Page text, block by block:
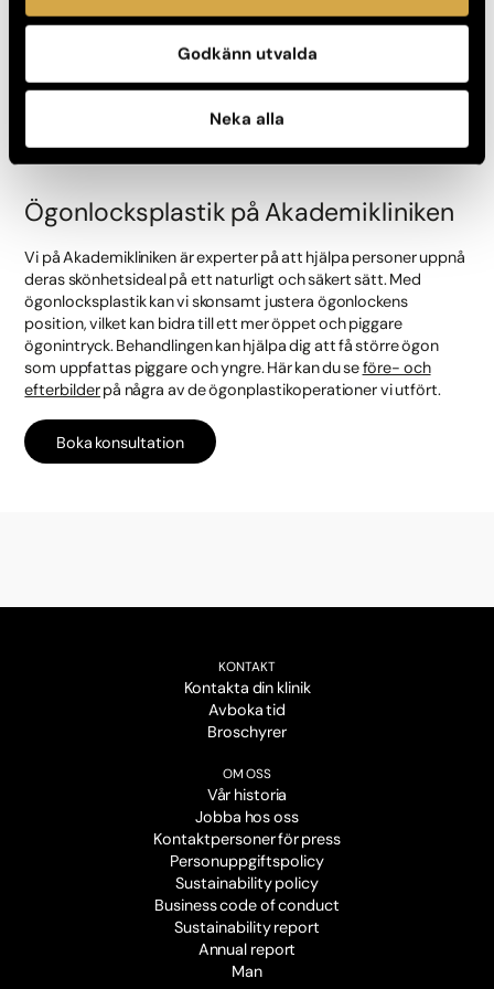
Godkänn utvalda
Neka alla
intryck av mindre ögon. Faktorer som genetik, ålder och
solskador kan leda till att huden förlorar sin elasticitet, vilket får
ens utseende och psykiska välmående utan även synfältet i
vissa fall.
Ögonlocksplastik på Akademikliniken
Vi på Akademikliniken är experter på att hjälpa personer uppnå
deras skönhetsideal på ett naturligt och säkert sätt. Med
ögonlocksplastik kan vi skonsamt justera ögonlockens
position, vilket kan bidra till ett mer öppet och piggare
ögonintryck. Behandlingen kan hjälpa dig att få större ögon
som uppfattas piggare och yngre. Här kan du seföre- och
efterbilderpå några av de ögonplastikoperationer vi utfört.
Boka konsultation
KONTAKT
Kontakta din klinik
Avboka tid
Broschyrer
OM OSS
Vår historia
Jobba hos oss
Kontaktpersoner för press
Personuppgiftspolicy
Sustainability policy
Business code of conduct
Sustainability report
Annual report
Man